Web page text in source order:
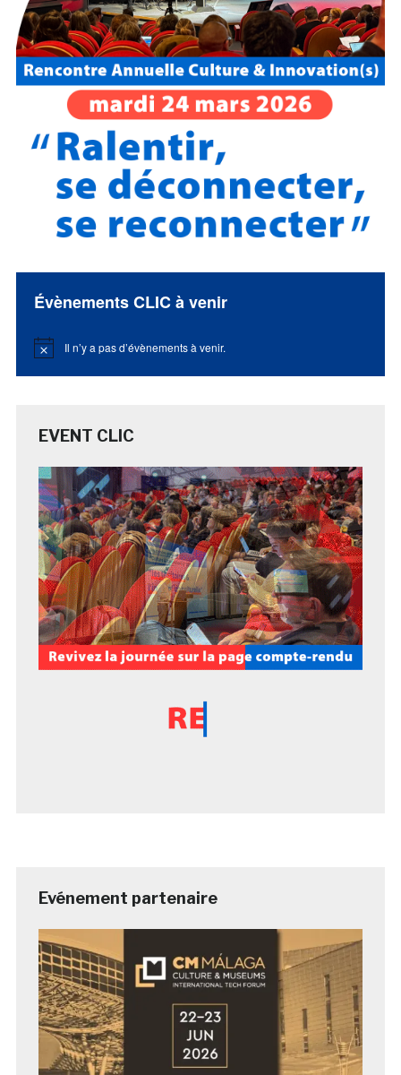
Évènements CLIC à venir
Notice Il n’y a pas d’évènements à venir.
EVENT CLIC
Evénement partenaire